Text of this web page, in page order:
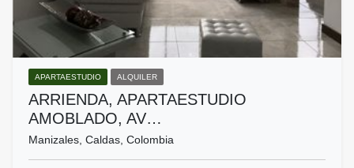
APARTAESTUDIO ALQUILER
ARRIENDA, APARTAESTUDIO
AMOBLADO, AV…
Manizales, Caldas, Colombia